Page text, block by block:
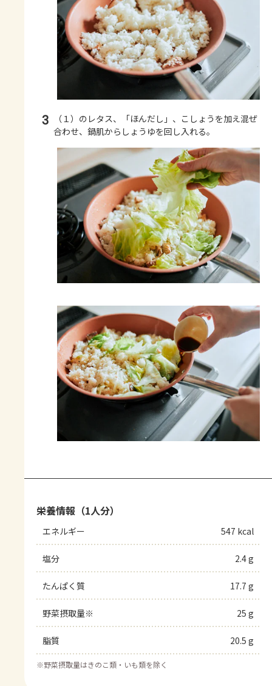
3
（１）のレタス、「ほんだし」、こしょうを加え混ぜ
合わせ、鍋肌からしょうゆを回し入れる。
栄養情報（1人分）
エネルギー 547 kcal
塩分 2.4 g
たんぱく質 17.7 g
野菜摂取量※ 25 g
脂質 20.5 g
※野菜摂取量はきのこ類・いも類を除く